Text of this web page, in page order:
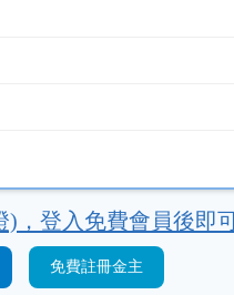
， 登入免費會員後即
免費註冊金主